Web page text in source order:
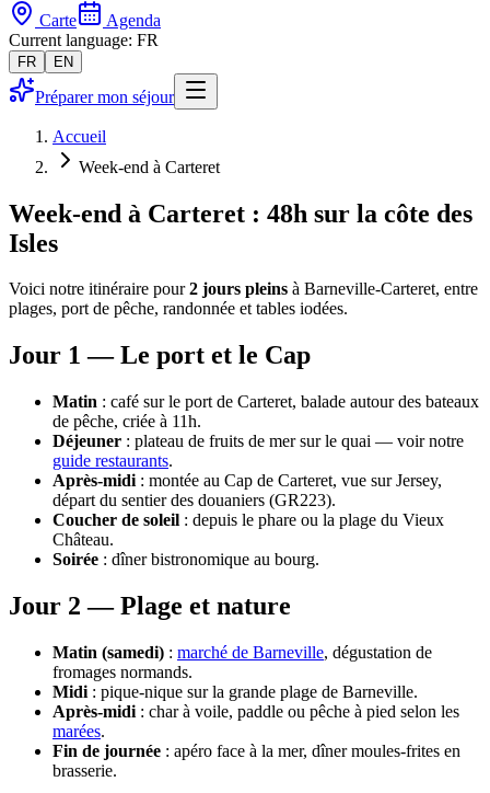
Carte
Agenda
Current language: FR
FR EN
Préparer mon séjour
Accueil
Week-end à Carteret
Week-end à Carteret : 48h sur la côte des
Isles
Voici notre itinéraire pour2 jours pleins à Barneville-Carteret, entre
plages, port de pêche, randonnée et tables iodées.
Jour 1 — Le port et le Cap
Matin : café sur le port de Carteret, balade autour des bateaux
de pêche, criée à 11h.
Déjeuner : plateau de fruits de mer sur le quai — voir notre
guide restaurants.
Après-midi : montée au Cap de Carteret, vue sur Jersey,
départ du sentier des douaniers (GR223).
Coucher de soleil : depuis le phare ou la plage du Vieux
Château.
Soirée : dîner bistronomique au bourg.
Jour 2 — Plage et nature
Matin (samedi) : marché de Barneville, dégustation de
fromages normands.
Midi : pique-nique sur la grande plage de Barneville.
Après-midi : char à voile, paddle ou pêche à pied selon les
marées.
Fin de journée : apéro face à la mer, dîner moules-frites en
brasserie.